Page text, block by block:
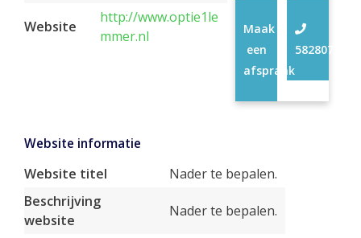
Website
http://www.optie1le
mmer.nl
58280774
Maak
een
afspraak
Website informatie
Website titel
Nader te bepalen.
Beschrijving
website
Nader te bepalen.